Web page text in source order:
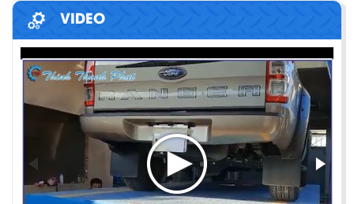
VIDEO
PHƯƠNG PHÁP ĐÓNG HÀNG LÊN
CONTAINER